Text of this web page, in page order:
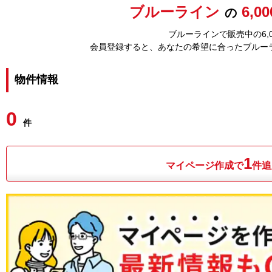
ブルーライン の
ブルーラインで販売中の
会員登録すると、あなたの希望に合ったブル
物件情報
0 件
マイページ作成で1件